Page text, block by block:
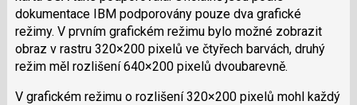
dokumentace IBM podporovány pouze dva grafické
režimy. V prvním grafickém režimu bylo možné zobrazit
obraz v rastru 320×200 pixelů ve čtyřech barvách, druhý
režim měl rozlišení 640×200 pixelů dvoubarevně.
V grafickém režimu o rozlišení 320×200 pixelů mohl každý